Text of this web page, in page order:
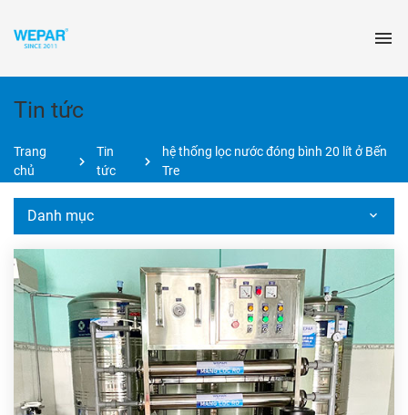
Tin tức
Trang
chủ
Tin
tức
hệ thống lọc nước đóng bình 20 lít ở Bến
Tre
Danh mục